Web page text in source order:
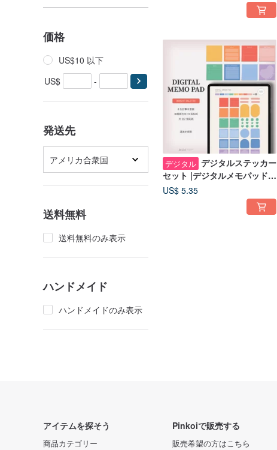
価格
US$10 以下
US$
-
発送先
アメリカ合衆国
送料無料
送料無料のみ表示
ハンドメイド
ハンドメイドのみ表示
デジタル デジタルステッカー
セット |デジタルメモパッド |
明るいパレット
US$ 5.35
アイテムを探そう
商品カテゴリー
Pinkoiで販売する
販売希望の方はこちら